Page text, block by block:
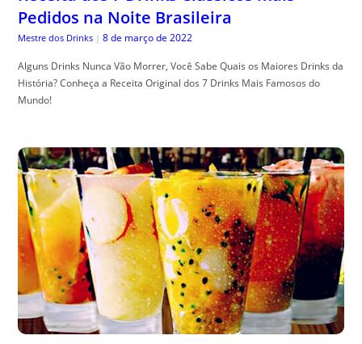
Pedidos na Noite Brasileira
Mestre dos Drinks | 8 de março de 2022
Alguns Drinks Nunca Vão Morrer, Você Sabe Quais os Maiores Drinks da
História? Conheça a Receita Original dos 7 Drinks Mais Famosos do
Mundo!